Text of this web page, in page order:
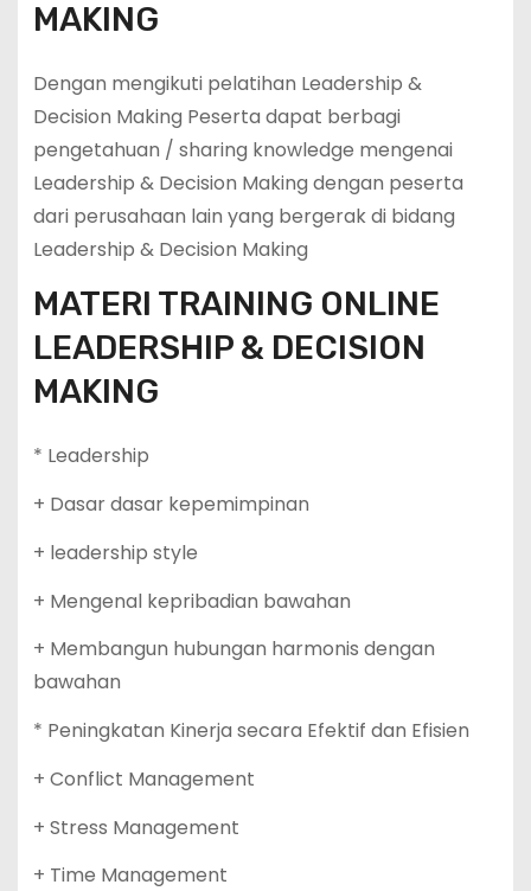
MAKING
Dengan mengikuti pelatihan Leadership &
Decision Making Peserta dapat berbagi
pengetahuan / sharing knowledge mengenai
Leadership & Decision Making dengan peserta
dari perusahaan lain yang bergerak di bidang
Leadership & Decision Making
MATERI TRAINING ONLINE
LEADERSHIP & DECISION
MAKING
* Leadership
+ Dasar dasar kepemimpinan
+ leadership style
+ Mengenal kepribadian bawahan
+ Membangun hubungan harmonis dengan
bawahan
* Peningkatan Kinerja secara Efektif dan Efisien
+ Conflict Management
+ Stress Management
+ Time Management